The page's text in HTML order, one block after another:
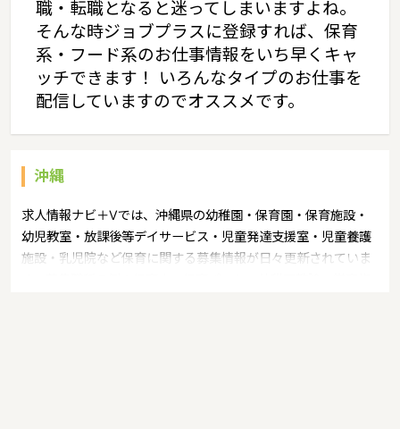
職・転職となると迷ってしまいますよね。
そんな時ジョブプラスに登録すれば、保育
系・フード系のお仕事情報をいち早くキャ
ッチできます！ いろんなタイプのお仕事を
配信していますのでオススメです。
沖縄
求人情報ナビ＋Vでは、沖縄県の幼稚園・保育園・保育施設・
幼児教室・放課後等デイサービス・児童発達支援室・児童養護
施設・乳児院など保育に関する募集情報が日々更新されていま